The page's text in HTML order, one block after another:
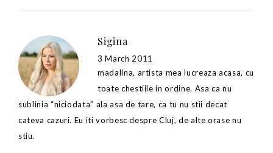
Sigina
3 March 2011
madalina, artista mea lucreaza acasa, cu
toate chestiile in ordine. Asa ca nu
sublinia “niciodata” ala asa de tare, ca tu nu stii decat
cateva cazuri. Eu iti vorbesc despre Cluj, de alte orase nu
stiu.